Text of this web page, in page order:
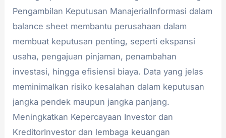
Pengambilan Keputusan ManajerialInformasi dalam
balance sheet membantu perusahaan dalam
membuat keputusan penting, seperti ekspansi
usaha, pengajuan pinjaman, penambahan
investasi, hingga efisiensi biaya. Data yang jelas
meminimalkan risiko kesalahan dalam keputusan
jangka pendek maupun jangka panjang.
Meningkatkan Kepercayaan Investor dan
KreditorInvestor dan lembaga keuangan